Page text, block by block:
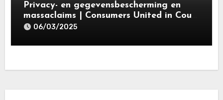
Privacy- en gegevensbescherming en
massaclaims | Consumers United in Court
(‘CUIC’) | Volkshotel A’dam 6 maart
06/03/2025